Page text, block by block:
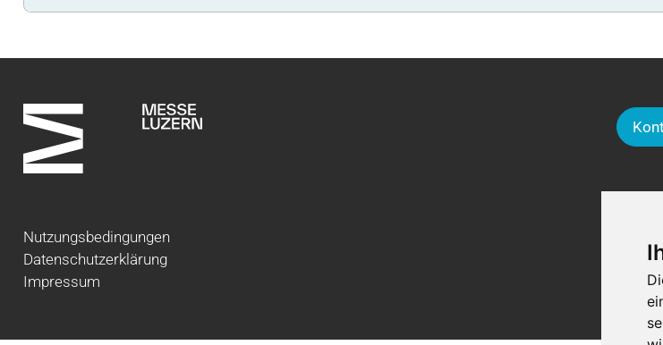
Nutzungsbedingungen
Datenschutzerklärung
Impressum